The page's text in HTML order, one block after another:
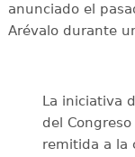
anunciado el
Arévalo durante
La iniciativa
del
remitida a la